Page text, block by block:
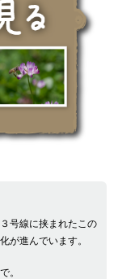
号線に挟まれたこの
が進んでいます。
。